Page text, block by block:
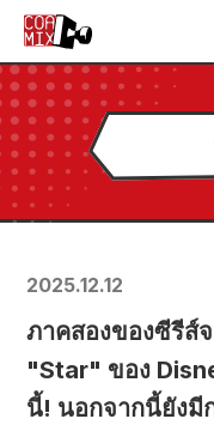
2025.12.12
ภาคสองของซีรีส์
"Star" ของ
นี้! นอกจากนี้ยังมี